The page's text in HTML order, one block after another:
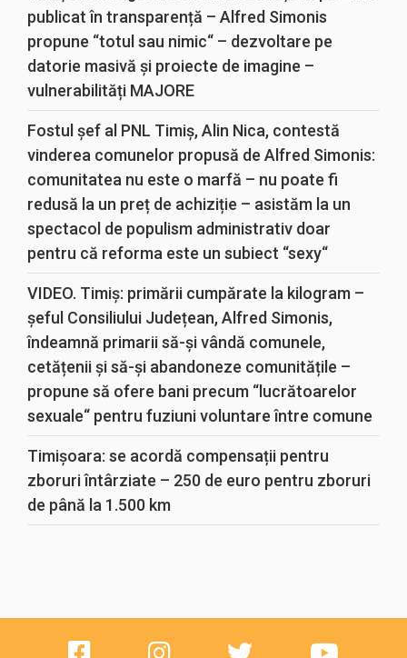
publicat în transparență – Alfred Simonis
propune “totul sau nimic“ – dezvoltare pe
datorie masivă și proiecte de imagine –
vulnerabilități MAJORE
Fostul șef al PNL Timiș, Alin Nica, contestă
vinderea comunelor propusă de Alfred Simonis:
comunitatea nu este o marfă – nu poate fi
redusă la un preț de achiziție – asistăm la un
spectacol de populism administrativ doar
pentru că reforma este un subiect “sexy“
VIDEO. Timiș: primării cumpărate la kilogram –
șeful Consiliului Județean, Alfred Simonis,
îndeamnă primarii să-și vândă comunele,
cetățenii și să-și abandoneze comunitățile –
propune să ofere bani precum “lucrătoarelor
sexuale“ pentru fuziuni voluntare între comune
Timișoara: se acordă compensații pentru
zboruri întârziate – 250 de euro pentru zboruri
de până la 1.500 km